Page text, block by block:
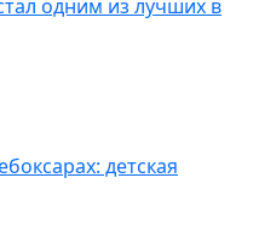
одним из лучших в
детская